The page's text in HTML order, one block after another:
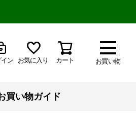
お買い物
イン お気に入り カート
買い物ガイド